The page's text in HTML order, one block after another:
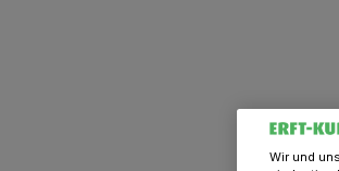
Wir und